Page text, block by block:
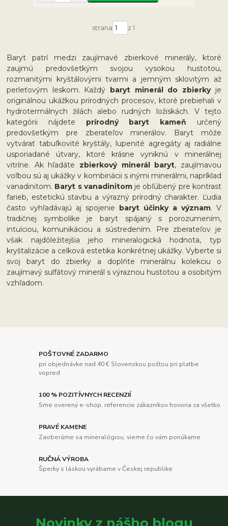
strana z 1
Baryt patrí medzi zaujímavé zbierkové minerály, ktoré
zaujmú predovšetkým svojou vysokou hustotou,
rozmanitými kryštálovými tvarmi a jemným sklovitým až
perleťovým leskom. Každý baryt minerál do zbierkyje
originálnou ukážkou prírodných procesov, ktoré prebiehali v
hydrotermálnych žilách alebo rudných ložiskách. V tejto
kategórii nájdete prírodný baryt kameň určený
predovšetkým pre zberateľov minerálov. Baryt môže
vytvárať tabuľkovité kryštály, lupenité agregáty aj radiálne
usporiadané útvary, ktoré krásne vyniknú v minerálnej
vitríne. Ak hľadáte zbierkový minerál baryt, zaujímavou
voľbou sú aj ukážky v kombinácii s inými minerálmi, napríklad
vanadinitom. Baryt s vanadinitomje obľúbený pre kontrast
farieb, estetickú stavbu a výrazný prírodný charakter. Ľudia
často vyhľadávajú aj spojenie baryt účinky a význam. V
tradičnej symbolike je baryt spájaný s porozumením,
intuíciou, komunikáciou a sústredením. Pre zberateľov je
však najdôležitejšia jeho mineralogická hodnota, typ
kryštalizácie a celková estetika konkrétnej ukážky. Vyberte si
svoj baryt do zbierky a doplňte minerálnu kolekciu o
zaujímavý sulfátový minerál s výraznou hustotou a osobitým
vzhľadom.
POŠTOVNÉ ZADARMO
pri objednávke nad 40 € Slovenskou poštou pri platbe
vopred
100 % POZITÍVNYCH RECENZIÍ
Sme overený e-shop, referencie zákazníkov hovoria za všetko
PRAVÉ KAMENE
Zaoberáme sa mineralógiou, vieme čo vám ponúkame
RUČNÁ VÝROBA
Šperky s láskou vyrábame v Českej republike